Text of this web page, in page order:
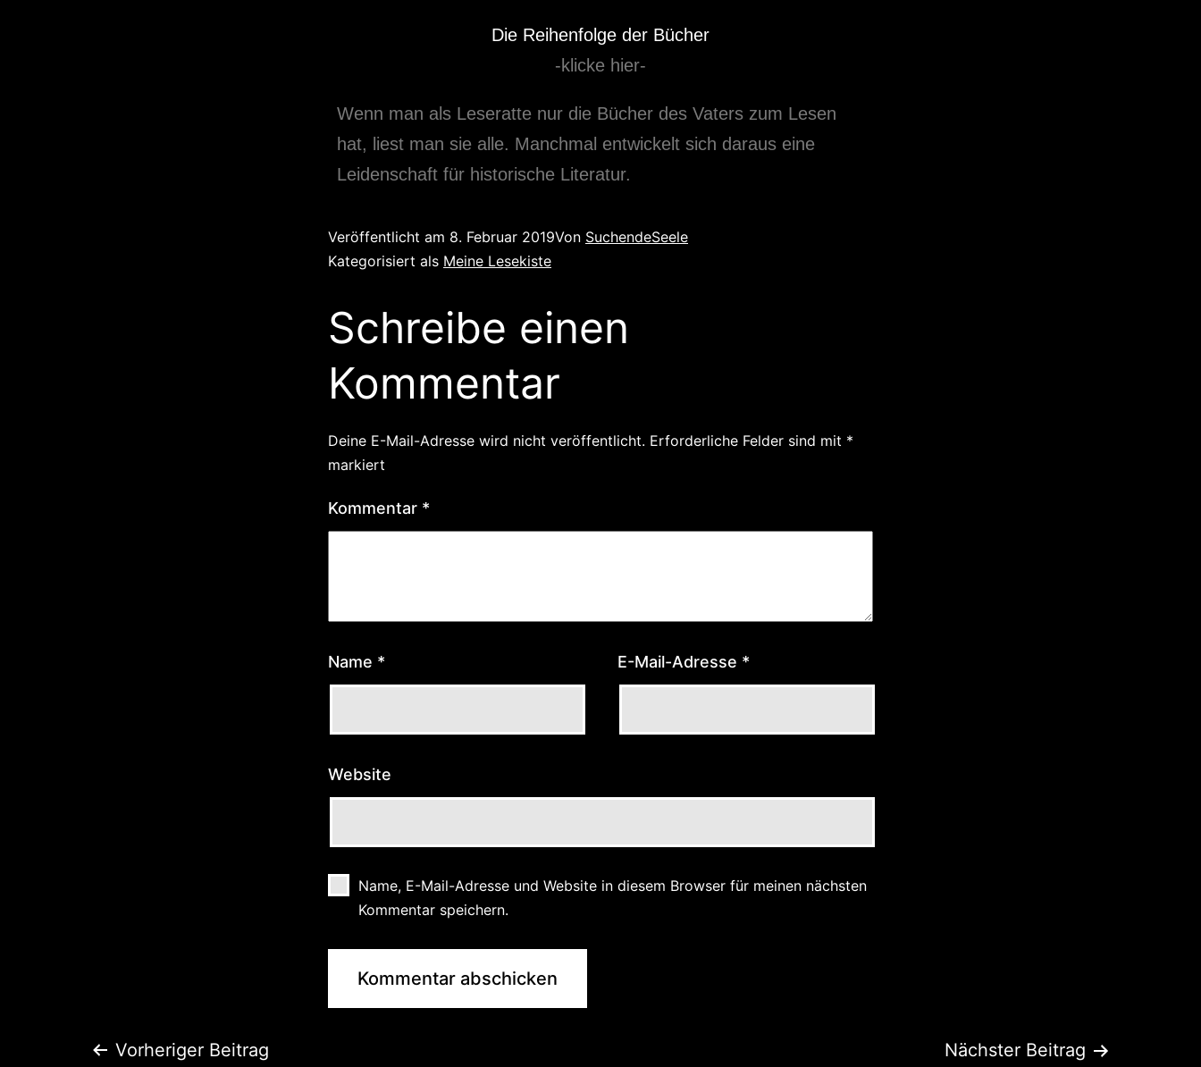
Die Reihenfolge der Bücher
-klicke hier-
Wenn man als Leseratte nur die Bücher des Vaters zum Lesen
hat, liest man sie alle. Manchmal entwickelt sich daraus eine
Leidenschaft für historische Literatur.
Veröffentlicht am 8. Februar 2019Von SuchendeSeele
Kategorisiert als Meine Lesekiste
Schreibe einen
Kommentar
Deine E-Mail-Adresse wird nicht veröffentlicht. Erforderliche Felder sind mit *
markiert
Kommentar *
Name * E-Mail-Adresse *
Website
Name, E-Mail-Adresse und Website in diesem Browser für meinen nächsten
Kommentar speichern.
Vorheriger Beitrag Nächster Beitrag